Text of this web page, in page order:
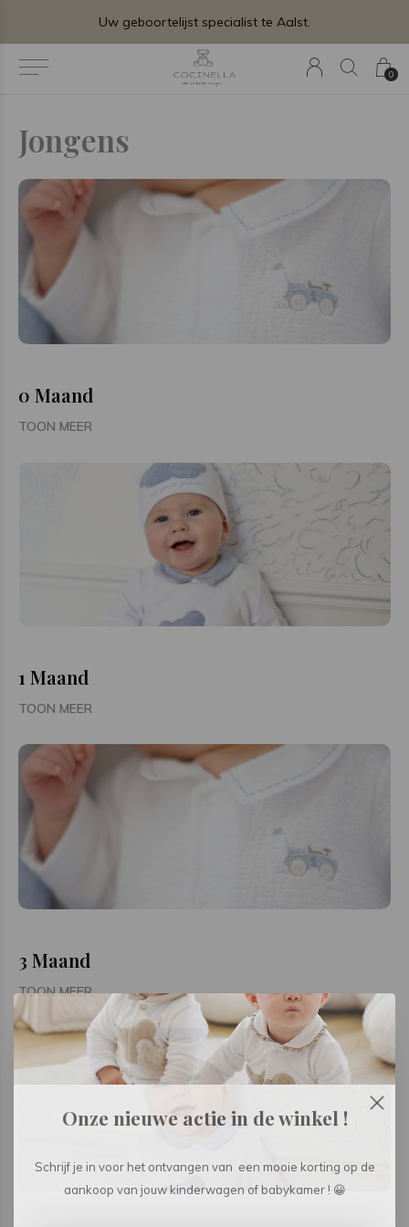
0
Uw geboortelijst specialist te Aalst.
Jongens
0 Maand
TOON MEER
1 Maand
TOON MEER
3 Maand
TOON MEER
Onze nieuwe actie in de winkel !
Schrijf je in voor het ontvangen van een mooie korting op de
aankoop van jouw kinderwagen of babykamer ! 😀